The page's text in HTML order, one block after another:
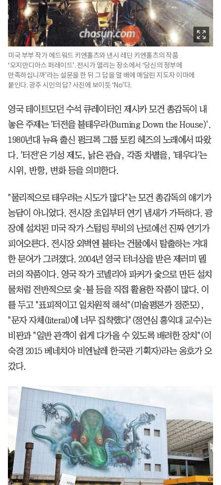
미국 부부 작가 에드워드 키엔홀츠와 낸시 레딘 키엔홀츠의 작품
‘오지만디아스 퍼레이드’. 전시가 열리는 장소에서 ‘당신의 정부에
만족하십니까’라는 설문을 한 뒤 그 답을 말 배에 매달린 지도자 이마에
붙인다. 광주 시민의 답? 사진에 보이듯 ‘No’다.
영국 테이트모던 수석 큐레이터인 제시카 모건 총감독이 내
놓은 주제는 '터전을 불태우라(Burning Down the House)'.
1980년대 뉴욕 출신 펑크록 그룹 토킹 헤즈의 노래에서 따왔
다. '터전'은 기성 제도, 낡은 관습, 각종 차별을, '태우다'는
시위, 반항, 변화 등을 의미한다.
"물리적으로 태우려는 시도가 많다"는 모건 총감독의 얘기가
농담이 아니었다. 전시장 초입부터 연기 냄새가 가득하다. 광
장에 설치된 미국 작가 스털링 루비의 난로에선 진짜 연기가
피어오른다. 전시장 외벽엔 불타는 건물에서 탈출하는 거대
한 문어가 그려졌다. 2004년 영국 터너상을 받은 제러미 델
러의 작품이다. 영국 작가 코넬리아 파커가 숯으로 만든 설치
물처럼 전반적으로 숯·불 등을 직접 활용한 작품이 많다. 이
를 두고 "표피적이고 일차원적 해석"(미술평론가 정준모),
"문자 자체(literal)에 너무 집착했다"(정연심 홍익대 교수)는
비판과 "일반 관객이 쉽게 다가올 수 있도록 배려한 장치"(이
숙경 2015 베네치아 비엔날레 한국관 기획자)라는 옹호가 오
갔다.